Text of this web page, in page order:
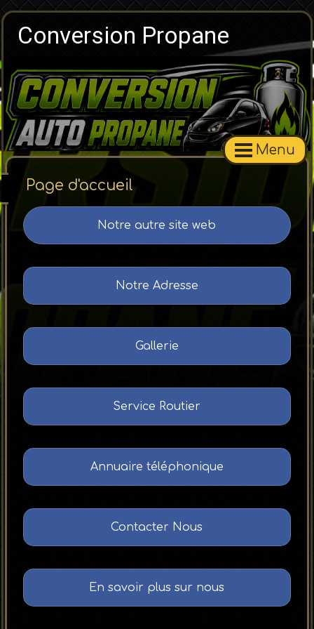
Conversion Propane
Menu
Page d'accueil
Notre autre site web
Notre Adresse
Gallerie
Service Routier
Annuaire téléphonique
Contacter Nous
En savoir plus sur nous